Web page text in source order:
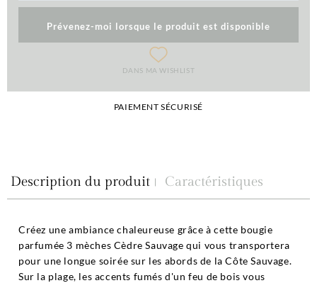
Prévenez-moi lorsque le produit est disponible
DANS MA WISHLIST
PAIEMENT SÉCURISÉ
Description du produit Caractéristiques
Créez une ambiance chaleureuse grâce à cette bougie
parfumée 3 mèches Cèdre Sauvage qui vous transportera
pour une longue soirée sur les abords de la Côte Sauvage.
Sur la plage, les accents fumés d'un feu de bois vous